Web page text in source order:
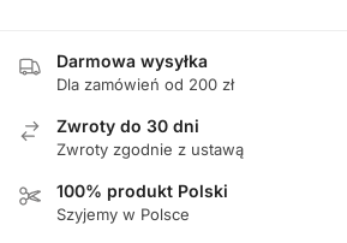
Darmowa wysyłka
Dla zamówień od 200 zł
Zwroty do 30 dni
Zwroty zgodnie z ustawą
100% produkt Polski
Szyjemy w Polsce